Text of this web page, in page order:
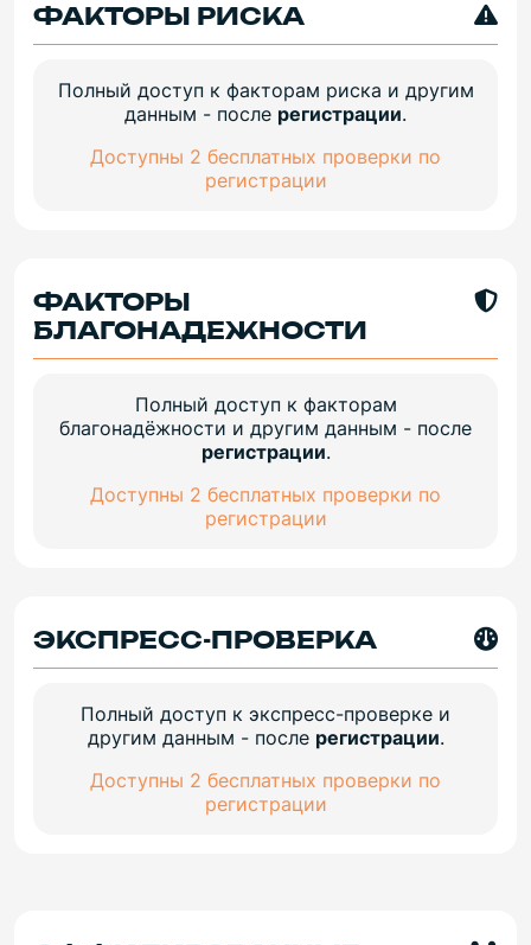
ФАКТОРЫ РИСКА
Полный доступ к факторам риска и другим
данным - после регистрации.
Доступны 2 бесплатных проверки по
регистрации
ФАКТОРЫ
БЛАГОНАДЕЖНОСТИ
Полный доступ к факторам
благонадёжности и другим данным - после
регистрации.
Доступны 2 бесплатных проверки по
регистрации
ЭКСПРЕСС-ПРОВЕРКА
Полный доступ к экспресс-проверке и
другим данным - после регистрации.
Доступны 2 бесплатных проверки по
регистрации